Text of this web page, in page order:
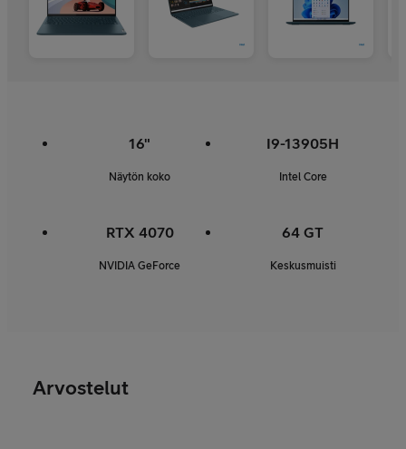
16"
Näytön koko
I9-13905H
Intel Core
RTX 4070
NVIDIA GeForce
64 GT
Keskusmuisti
Arvostelut